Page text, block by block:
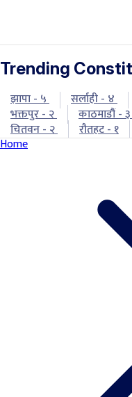
Trending
झापा - ५ सर्लाही - ४
भक्तपुर - २
काठमाडौं -
चितवन - २
रौतहट - १
Home